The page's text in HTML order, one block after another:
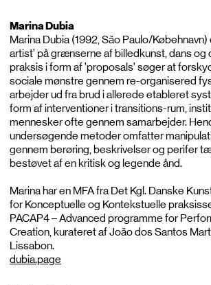
Marina Dubia
Marina Dubia (1992, São Paulo/Købehnavn)
artist’ på grænserne af billedkunst, dans og
praksis i form af ’proposals’ søger at
sociale mønstre gennem re-organisered
arbejder ud fra brud i allerede etableret
form af interventioner i transitions-rum,
mennesker ofte gennem samarbejder.
undersøgende metoder omfatter
gennem berøring, beskrivelser og perifer
bestøvet af en kritisk og legende ånd.
Marina har en MFA fra Det Kgl. Danske
for Konceptuelle og Kontekstuelle
PACAP4 – Advanced programme for
Creation, kurateret af João dos Santos
Lissabon.
dubia.page